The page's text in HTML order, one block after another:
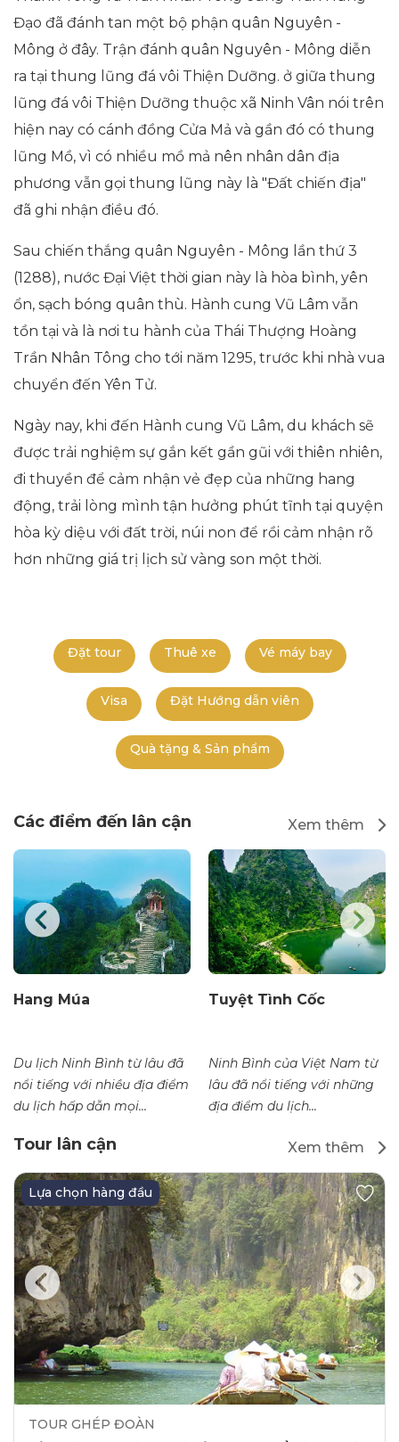
Đạo đã đánh tan một bộ phận quân Nguyên -
Mông ở đây. Trận đánh quân Nguyên - Mông diễn
ra tại thung lũng đá vôi Thiện Dưỡng. ở giữa thung
lũng đá vôi Thiện Dưỡng thuộc xã Ninh Vân nói trên
hiện nay có cánh đồng Cửa Mả và gần đó có thung
lũng Mồ, vì có nhiều mồ mả nên nhân dân địa
phương vẫn gọi thung lũng này là "Đất chiến địa"
đã ghi nhận điều đó.
Sau chiến thắng quân Nguyên - Mông lần thứ 3
(1288), nước Đại Việt thời gian này là hòa bình, yên
ổn, sạch bóng quân thù. Hành cung Vũ Lâm vẫn
tồn tại và là nơi tu hành của Thái Thượng Hoàng
Trần Nhân Tông cho tới năm 1295, trước khi nhà vua
chuyển đến Yên Tử.
Ngày nay, khi đến Hành cung Vũ Lâm, du khách sẽ
được trải nghiệm sự gắn kết gần gũi với thiên nhiên,
đi thuyền để cảm nhận vẻ đẹp của những hang
động, trải lòng mình tận hưởng phút tĩnh tại quyện
hòa kỳ diệu với đất trời, núi non để rồi cảm nhận rõ
hơn những giá trị lịch sử vàng son một thời.
Đặt tour Thuê xe Vé máy bay
Visa Đặt Hướng dẫn viên
Quà tặng & Sản phẩm
Các điểm đến lân cận Xem thêm
Hang Múa
Du lịch Ninh Bình từ lâu đã
nổi tiếng với nhiều địa điểm
du lịch hấp dẫn mọi...
Tuyệt Tình Cốc
Ninh Bình của Việt Nam từ
lâu đã nổi tiếng với những
địa điểm du lịch...
Tour lân cận Xem thêm
Lựa chọn hàng đầu
TOUR GHÉP ĐOÀN